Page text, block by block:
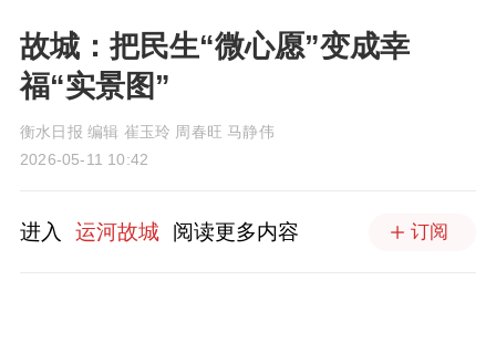
故城：把民生“微心愿”变成幸
福“实景图”
衡水日报 编辑 崔玉玲 周春旺 马静伟
2026-05-11 10:42
进入 运河故城 阅读更多内容 订阅